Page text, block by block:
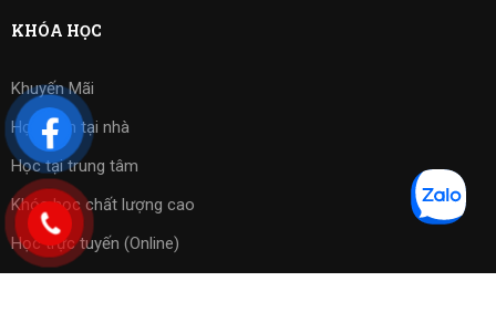
KHÓA HỌC
Khuyến Mãi
Học kèm tại nhà
Học tại trung tâm
Khóa học chất lượng cao
Học trực tuyến (Online)